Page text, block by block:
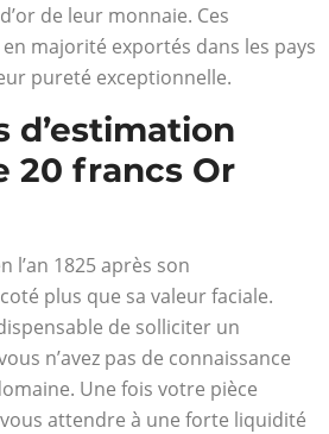
de leur monnaie. Ces
majorité exportés dans les pays
pureté exceptionnelle.
d’estimation
20 francs Or
l’an 1825 après son
plus que sa valeur faciale.
de solliciter un
n’avez pas de connaissance
Une fois votre pièce
attendre à une forte liquidité